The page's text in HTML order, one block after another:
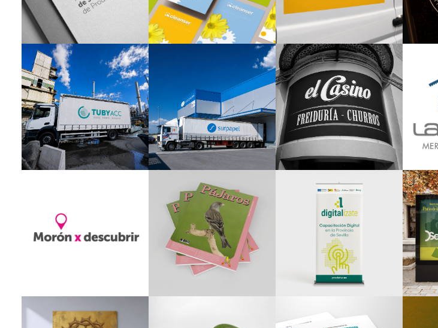
Rebranding
Corporativo
Creatividad
Gráfica Branding
Rebranding
Corporativo
Branding Branding Branding
Diseño Editorial